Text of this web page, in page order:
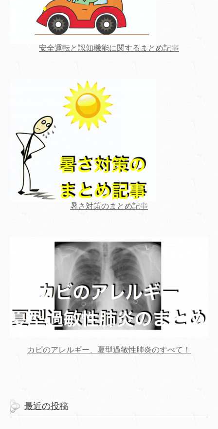
安全運転と認知機能に関するまとめ記事
暑さ対策のまとめ記事
カビのアレルギー、夏型過敏性肺炎のすべて！
最近の投稿